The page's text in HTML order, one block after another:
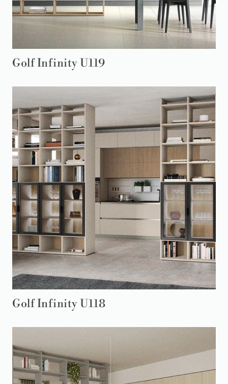
Golf Infinity U119
Golf Infinity U118